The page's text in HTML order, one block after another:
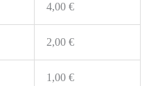
4,00 €
2,00 €
1,00 €